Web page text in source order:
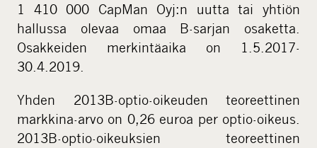
1 410 000 CapMan Oyj:n uutta tai yhtiön
hallussa olevaa omaa B-sarjan osaketta.
Osakkeiden merkintäaika on 1.5.2017-
30.4.2019.
Yhden 2013B-optio-oikeuden teoreettinen
markkina-arvo on 0,26 euroa per optio-oikeus.
2013B-optio-oikeuksien teoreettinen